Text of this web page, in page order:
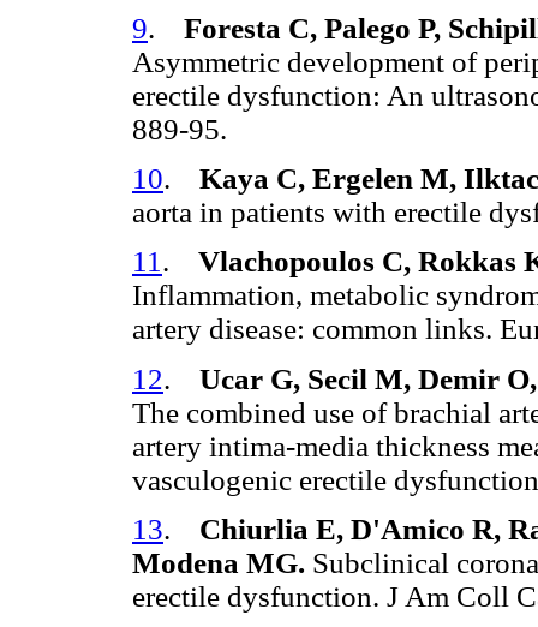
9. Foresta C, Palego P,
Asymmetric development of
erectile dysfunction: An
889-95.
10. Kaya C, Ergelen M,
aorta in patients with erectile
11 . Vlachopoulos C, Rokkas
Inflammation, metabolic
artery disease: common links.
12. Ucar G, Secil M, Demir
The combined use of brachial
artery intima-media thickness
vasculogenic erectile
13. Chiurlia E, D'Amico R,
Modena MG. Subclinical
erectile dysfunction. J Am Coll